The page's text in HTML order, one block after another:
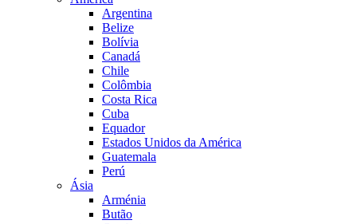
Argentina
Belize
Bolívia
Canadá
Chile
Colômbia
Costa Rica
Cuba
Equador
Estados Unidos da América
Guatemala
Perú
Ásia
Arménia
Butão